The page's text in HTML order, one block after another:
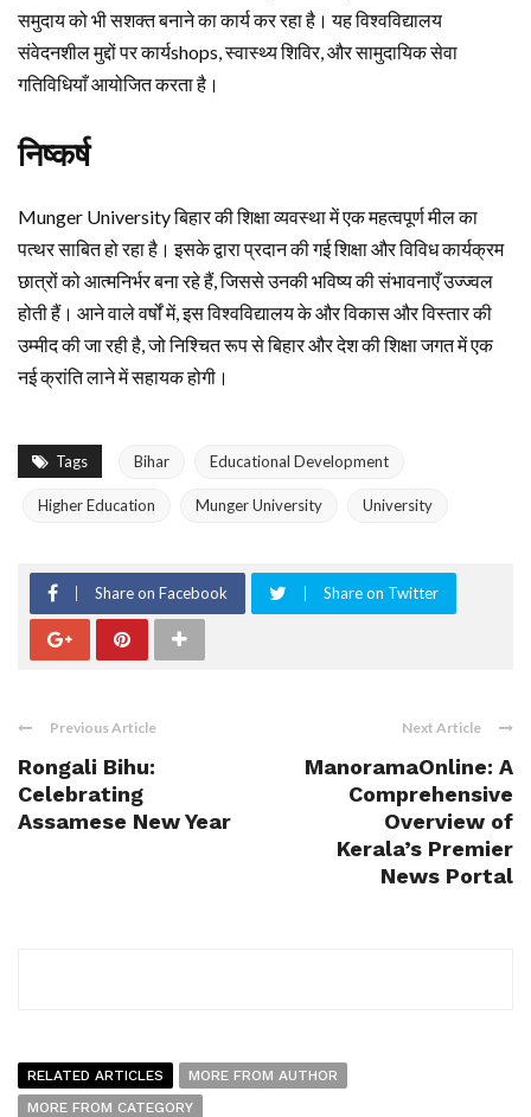
समुदाय को भी सशक्त बनाने का कार्य कर रहा है। यह विश्वविद्यालय
संवेदनशील मुद्दों पर कार्यshops, स्वास्थ्य शिविर, और सामुदायिक सेवा
गतिविधियाँ आयोजित करता है।
निष्कर्ष
Munger University बिहार की शिक्षा व्यवस्था में एक महत्वपूर्ण मील का
पत्थर साबित हो रहा है। इसके द्वारा प्रदान की गई शिक्षा और विविध कार्यक्रम
छात्रों को आत्मनिर्भर बना रहे हैं, जिससे उनकी भविष्य की संभावनाएँ उज्ज्वल
होती हैं। आने वाले वर्षों में, इस विश्वविद्यालय के और विकास और विस्तार की
उम्मीद की जा रही है, जो निश्चित रूप से बिहार और देश की शिक्षा जगत में एक
नई क्रांति लाने में सहायक होगी।
Tags Bihar Educational Development
Higher Education Munger University University
Share on Facebook Share on Twitter
Previous Article
Rongali Bihu:
Celebrating
Assamese New Year
Next Article
ManoramaOnline: A
Comprehensive
Overview of
Kerala’s Premier
News Portal
RELATED ARTICLES
MORE FROM AUTHOR
MORE FROM CATEGORY